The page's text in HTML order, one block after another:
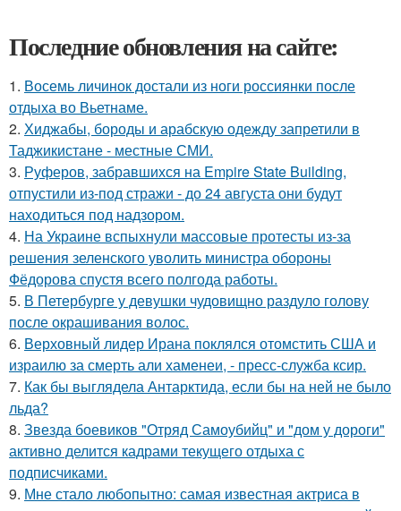
Последние обновления на сайте:
1. Восемь личинок достали из ноги россиянки после
отдыха во Вьетнаме.
2. Хиджабы, бороды и арабскую одежду запретили в
Таджикистане - местные СМИ.
3. Руферов, забравшихся на Empire State Building,
отпустили из-под стражи - до 24 августа они будут
находиться под надзором.
4. На Украине вспыхнули массовые протесты из-за
решения зеленского уволить министра обороны
Фёдорова спустя всего полгода работы.
5. В Петербурге у девушки чудовищно раздуло голову
после окрашивания волос.
6. Верховный лидер Ирана поклялся отомстить США и
израилю за смерть али хаменеи, - пресс-служба ксир.
7. Как бы выглядела Антарктида, если бы на ней не было
льда?
8. Звезда боевиков "Отряд Самоубийц" и "дом у дороги"
активно делится кадрами текущего отдыха с
подписчиками.
9. Мне стало любопытно: самая известная актриса в